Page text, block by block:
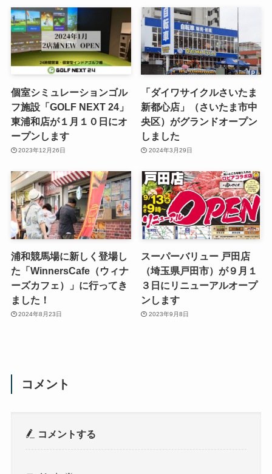
個室シミュレーションゴル
フ施設「GOLF NEXT 24」
東浦和店が１月１０日にオ
ープンします
2023年12月26日
「ダイワサイクルさいたま
新都心店」（さいたま市中
央区）がグランドオープン
しました
2024年3月29日
浦和競馬場に新しく登場し
た「WinnersCafe（ウィナ
ーズカフェ）」に行ってき
ました！
2024年8月23日
スーパーバリュー 戸田店
（埼玉県戸田市）が９月１
３日にリニューアルオープ
ンします
2023年9月8日
コメント
コメントする